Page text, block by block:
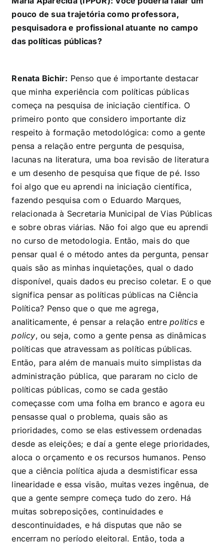
pouco de sua trajetória como professora,
pesquisadora e profissional atuante no campo
das políticas públicas?
Renata Bichir: Penso que é importante destacar
que minha experiência com políticas públicas
começa na pesquisa de iniciação científica. O
primeiro ponto que considero importante diz
respeito à formação metodológica: como a gente
pensa a relação entre pergunta de pesquisa,
lacunas na literatura, uma boa revisão de literatura
e um desenho de pesquisa que fique de pé. Isso
foi algo que eu aprendi na iniciação científica,
fazendo pesquisa com o Eduardo Marques,
relacionada à Secretaria Municipal de Vias Públicas
e sobre obras viárias. Não foi algo que eu aprendi
no curso de metodologia. Então, mais do que
pensar qual é o método antes da pergunta, pensar
quais são as minhas inquietações, qual o dado
disponível, quais dados eu preciso coletar. E o que
significa pensar as políticas públicas na Ciência
Política? Penso que o que me agrega,
analiticamente, é pensar a relação entrepoliticse
policy, ou seja, como a gente pensa as dinâmicas
políticas que atravessam as políticas públicas.
Então, para além de manuais muito simplistas da
administração pública, que pararam no ciclo de
políticas públicas, como se cada gestão
começasse com uma folha em branco e agora eu
pensasse qual o problema, quais são as
prioridades, como se elas estivessem ordenadas
desde as eleições; e daí a gente elege prioridades,
aloca o orçamento e os recursos humanos. Penso
que a ciência política ajuda a desmistificar essa
linearidade e essa visão, muitas vezes ingênua, de
que a gente sempre começa tudo do zero. Há
muitas sobreposições, continuidades e
descontinuidades, e há disputas que não se
encerram no período eleitoral. Então, toda a